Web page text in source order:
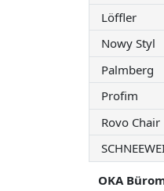
Löffler
Nowy Styl
Palmberg
Profim
Rovo Chair
OKA